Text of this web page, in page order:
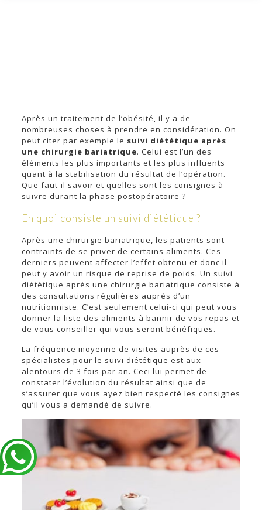
Après un traitement de l’obésité, il y a de
nombreuses choses à prendre en considération. On
peut citer par exemple le suivi diététique après
une chirurgie bariatrique. Celui est l’un des
éléments les plus importants et les plus influents
quant à la stabilisation du résultat de l’opération.
Que faut-il savoir et quelles sont les consignes à
suivre durant la phase postopératoire ?
En quoi consiste un suivi diététique ?
Après une chirurgie bariatrique, les patients sont
contraints de se priver de certains aliments. Ces
derniers peuvent affecter l’effet obtenu et donc il
peut y avoir un risque de reprise de poids. Un suivi
diététique après une chirurgie bariatrique consiste à
des consultations régulières auprès d’un
nutritionniste. C’est seulement celui-ci qui peut vous
donner la liste des aliments à bannir de vos repas et
de vous conseiller qui vous seront bénéfiques.
La fréquence moyenne de visites auprès de ces
spécialistes pour le suivi diététique est aux
alentours de 3 fois par an. Ceci lui permet de
constater l’évolution du résultat ainsi que de
s’assurer que vous ayez bien respecté les consignes
qu’il vous a demandé de suivre.